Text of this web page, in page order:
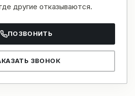
другие отказываются.
ПОЗВОНИТЬ
ЗВОНОК